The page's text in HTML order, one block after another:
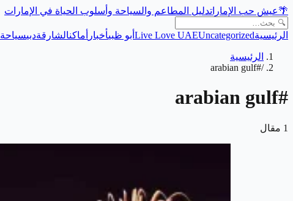
🌴عيش حب الإماراتدليل المطاعم والسياحة وأسلوب الحياة في الإمارات
الرئيسية Live Love UAEUncategorized أبو ظبيأخبار أماكنالشارقةدبيسياحة
الرئيسية
/
#arabian gulf
#
arabian gulf
1 مقال